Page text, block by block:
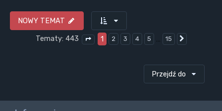
NOWY TEMAT
Tematy: 443
Strona1 z15
1 2 3 4 5 … 15
Przejdź do